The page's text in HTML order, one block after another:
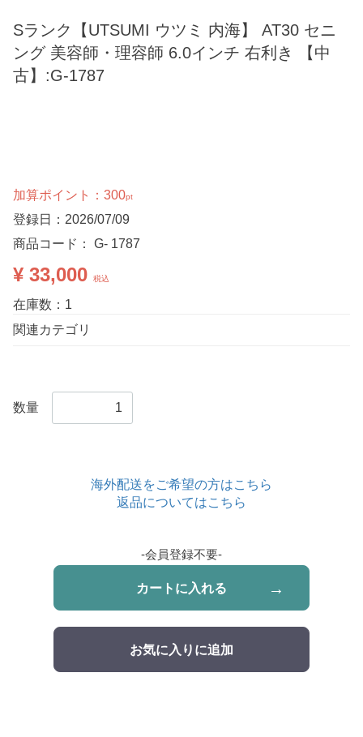
Sランク【UTSUMI ウツミ 内海】 AT30 セニ
ング 美容師・理容師 6.0インチ 右利き 【中
古】:G-1787
加算ポイント： 300pt
登録日：2026/07/09
商品コード： G- 1787
¥ 33,000 税込
在庫数：1
関連カテゴリ
数量
海外配送をご希望の方はこちら
返品についてはこちら
-会員登録不要-
カートに入れる
お気に入りに追加